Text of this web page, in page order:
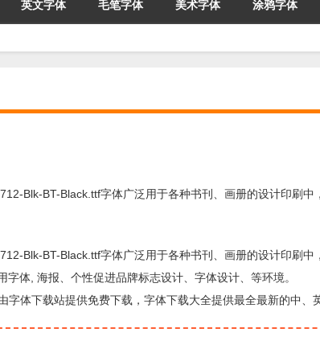
英文字体 毛笔字体 美术字体 涂鸦字体
Blk-BT-Black.ttf字体广泛用于各种书刊、画册的设计印刷中
Blk-BT-Black.ttf字体广泛用于各种书刊、画册的设计印刷中
体, 海报、个性促进品牌标志设计、字体设计、等环境。
体下载站提供免费下载，字体下载大全提供最全最新的中、